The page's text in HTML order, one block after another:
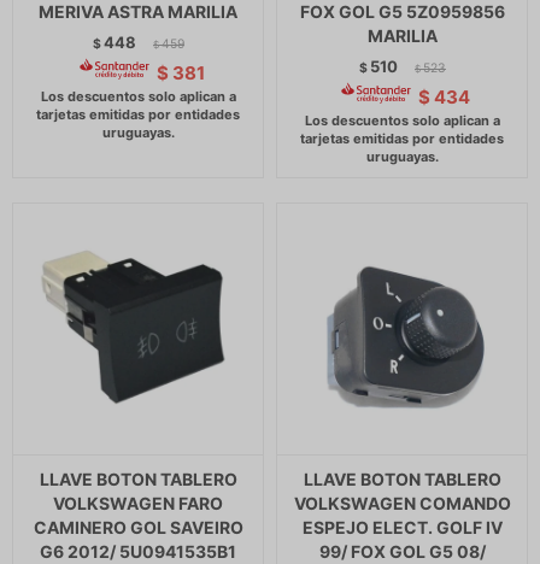
MERIVA ASTRA MARILIA
$448 $ 459
$ 381
FOX GOL G5 5Z0959856
MARILIA
$ 510 $ 523
$ 434
LLAVE BOTON TABLERO
VOLKSWAGEN FARO
CAMINERO GOL SAVEIRO
G6 2012/ 5U0941535B1
LLAVE BOTON TABLERO
VOLKSWAGEN COMANDO
ESPEJO ELECT. GOLF IV
99/ FOX GOL G5 08/